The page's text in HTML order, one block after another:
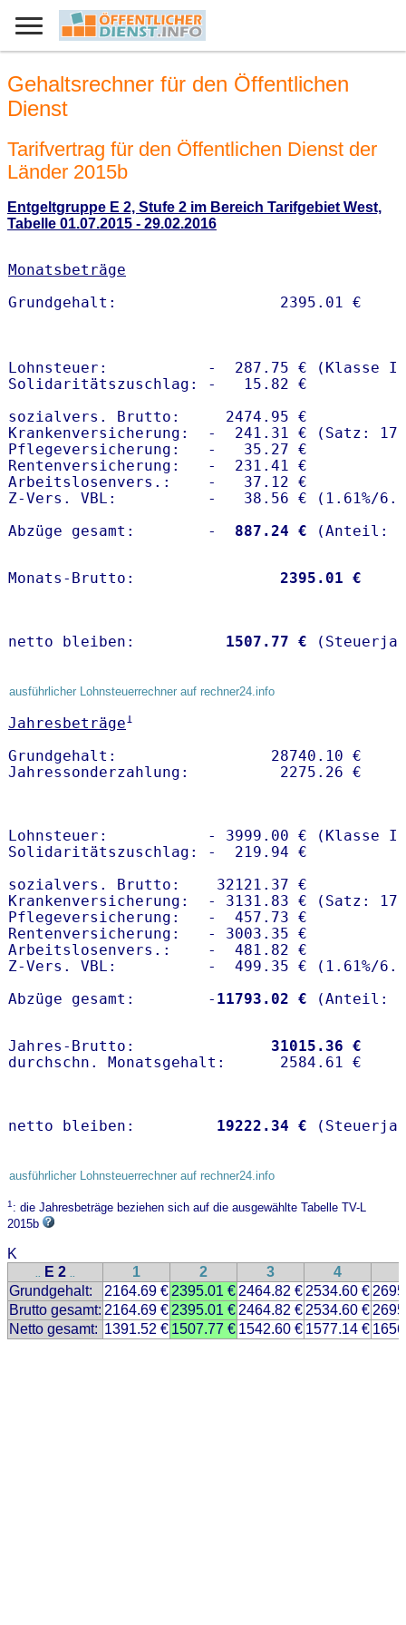
Gehaltsrechner für den Öffentlichen
Dienst
Tarifvertrag für den Öffentlichen Dienst der
Länder 2015b
Entgeltgruppe E 2, Stufe 2 im Bereich Tarifgebiet West,
Tabelle 01.07.2015 - 29.02.2016
Monatsbeträge
Lohnsteuer:           -  287.75 € (Klasse I)
Solidaritätszuschlag: -   15.82 €
sozialvers. Brutto:     2474.95 €
Krankenversicherung:  -  241.31 € (Satz:
Pflegeversicherung:   -   35.27 €
Rentenversicherung:   -  231.41 €
Arbeitslosenvers.:    -   37.12 €
Z-Vers. VBL:          -   38.56 € ( 1.61%/
Abzüge gesamt:        -
  887.24 €
Monats-Brutto: 2395.01 €
netto bleiben: 1507.77 €
ausführlicher Lohnsteuerrechner auf rechner24.info
Jahresbeträge1
Grundgehalt:                 28740.10 €
Lohnsteuer:           - 3999.00 € (Klasse I)
Solidaritätszuschlag: -  219.94 €
sozialvers. Brutto:    32121.37 €
Krankenversicherung:  - 3131.83 € (Satz:
Pflegeversicherung:   -  457.73 €
Rentenversicherung:   - 3003.35 €
Arbeitslosenvers.:    -  481.82 €
Z-Vers. VBL:          -  499.35 € ( 1.61%/
Abzüge gesamt:        - 11793.02 €
Jahres-Brutto: 31015.36 €
netto bleiben: 19222.34 €
ausführlicher Lohnsteuerrechner auf rechner24.info
1: die Jahresbeträge beziehen sich auf die ausgewählte Tabelle TV-L
2015b
K
.. E 2 .. 1 2 3 4
Grundgehalt:
2164.69 € 2395.01 € 2464.82 € 2534.60 €
Brutto gesamt: 2164.69 € 2395.01 € 2464.82 € 2534.60 €
Netto gesamt: 1391.52 € 1507.77 € 1542.60 € 1577.14 €